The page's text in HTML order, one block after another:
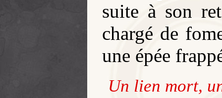
suite à son
chargé de
une épée
Un lien mort,